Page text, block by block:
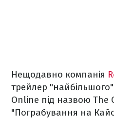
Нещодавно компанія
трейлер
Online під назвою The
"Пограбування на